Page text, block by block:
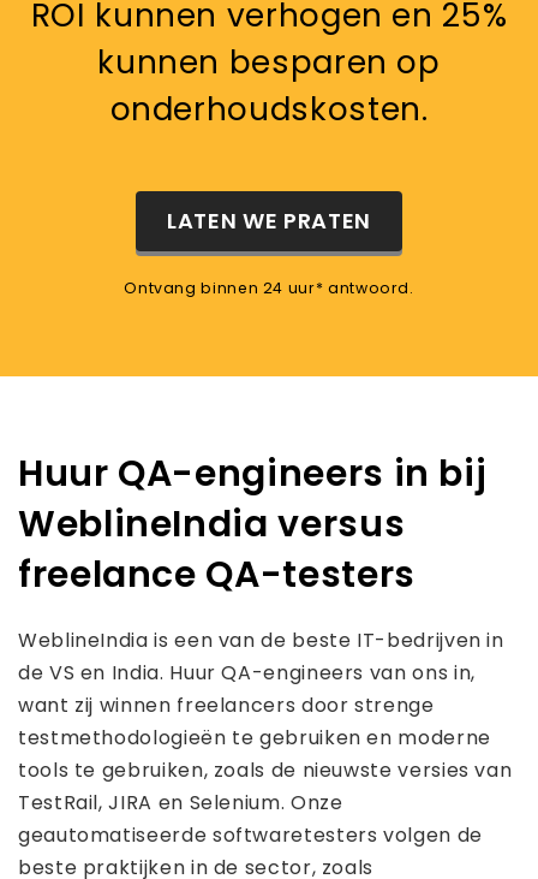
ROI kunnen verhogen en 25%
kunnen besparen op
onderhoudskosten.
LATEN WE PRATEN
Ontvang binnen 24 uur* antwoord.
Huur QA-engineers in bij
WeblineIndia versus
freelance QA-testers
WeblineIndia is een van de beste IT-bedrijven in
de VS en India. Huur QA-engineers van ons in,
want zij winnen freelancers door strenge
testmethodologieën te gebruiken en moderne
tools te gebruiken, zoals de nieuwste versies van
TestRail, JIRA en Selenium. Onze
geautomatiseerde softwaretesters volgen de
beste praktijken in de sector, zoals